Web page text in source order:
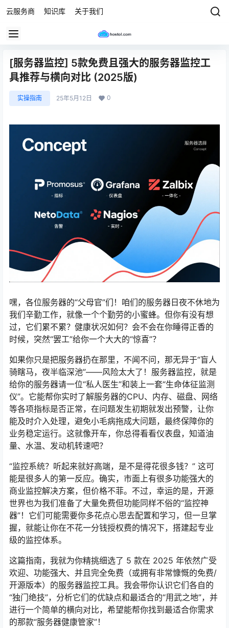
云服务商 知识库 关于我们
[服务器监控] 5款免费且强大的服务器监控工
具推荐与横向对比 (2025版)
实操指南 25年5月12日 0
嘿，各位服务器的“父母官”们！咱们的服务器日夜不休地为
我们辛勤工作，就像一个个勤劳的小蜜蜂。但你有没有想
过，它们累不累？健康状况如何？会不会在你睡得正香的
时候，突然“罢工”给你一个大大的“惊喜”？
如果你只是把服务器扔在那里，不闻不问，那无异于“盲人
骑瞎马，夜半临深池”——风险太大了！服务器监控，就是
给你的服务器请一位“私人医生”和装上一套“生命体征监测
仪”。它能帮你实时了解服务器的CPU、内存、磁盘、网络
等各项指标是否正常，在问题发生初期就发出预警，让你
能及时介入处理，避免小毛病拖成大问题，最终保障你的
业务稳定运行。这就像开车，你总得看看仪表盘，知道油
量、水温、发动机转速吧？
“监控系统？听起来就好高端，是不是得花很多钱？” 这可
能是很多人的第一反应。确实，市面上有很多功能强大的
商业监控解决方案，但价格不菲。不过，幸运的是，开源
世界也为我们准备了大量免费但功能同样不俗的“监控神
器”！它们可能需要你多花点心思去配置和学习，但一旦掌
握，就能让你在不花一分钱授权费的情况下，搭建起专业
级的监控体系。
这篇指南，我就为你精挑细选了 5 款在 2025 年依然广受
欢迎、功能强大、并且完全免费（或拥有非常慷慨的免费/
开源版本）的服务器监控工具。我会带你认识它们各自的
“独门绝技”，分析它们的优缺点和最适合的“用武之地”，并
进行一个简单的横向对比，希望能帮你找到最适合你需求
的那款“服务器健康管家”！